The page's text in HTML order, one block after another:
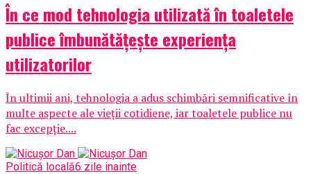
În ce mod tehnologia utilizată în toaletele
publice îmbunătățește experiența
utilizatorilor
În ultimii ani, tehnologia a adus schimbări semnificative în
multe aspecte ale vieții cotidiene, iar toaletele publice nu
fac excepție....
Politică locală6 zile inainte